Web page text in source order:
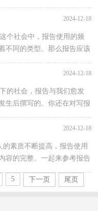
小编收集整理...
2024-12-18
个社会中，报告使用的频
不同的类型。那么报告应该
2024-12-18
的社会，报告与我们愈发
生后撰写的。你还在对写报
理的大学生...
2024-12-18
素质不断提高，报告使用
容的完整。一起来参考报告
5 下一页 尾页